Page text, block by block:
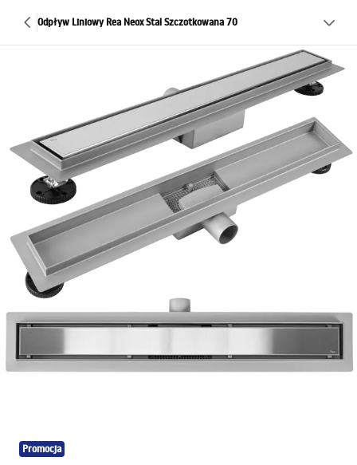
Odpływ Liniowy Rea Neox Stal Szczotkowana 70
Promocja